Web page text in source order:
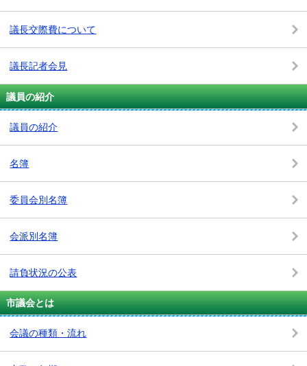
議長交際費について
議長記者会見
議員の紹介
議員の紹介
名簿
委員会別名簿
会派別名簿
請負状況の公表
市議会とは
会議の種類・流れ